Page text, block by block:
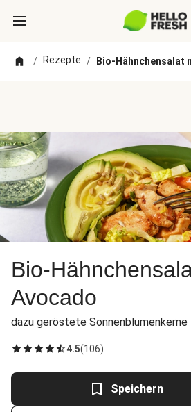
/ Rezepte / Bio-Hähnchensalat
Bio-
Avocado
dazu geröstete Sonnenblumenkerne
4.5(106)
Speichern